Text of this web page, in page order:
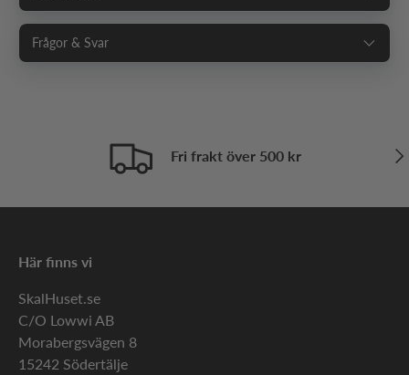
Frågor & Svar
Fri frakt över 500 kr
Här finns vi
SkalHuset.se
C/O Lowwi AB
Morabergsvägen 8
15242 Södertälje